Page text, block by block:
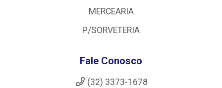
MERCEARIA
P/SORVETERIA
Fale Conosco
(32) 3373-1678